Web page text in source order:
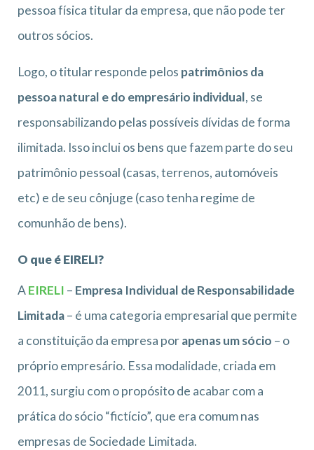
pessoa física titular da empresa, que não pode ter
outros sócios.
Logo, o titular responde pelos patrimônios da
pessoa natural e do empresário individual, se
responsabilizando pelas possíveis dívidas de forma
ilimitada. Isso inclui os bens que fazem parte do seu
patrimônio pessoal (casas, terrenos, automóveis
etc) e de seu cônjuge (caso tenha regime de
comunhão de bens).
O que é EIRELI?
AEIRELI – Empresa Individual de Responsabilidade
Limitada– é uma categoria empresarial que permite
a constituição da empresa porapenas um sócio – o
próprio empresário. Essa modalidade, criada em
2011, surgiu com o propósito de acabar com a
prática do sócio “fictício”, que era comum nas
empresas de Sociedade Limitada.